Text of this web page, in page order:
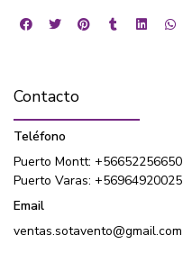
Contacto
Teléfono
Puerto Montt: +56652256650
Puerto Varas: +56964920025
Email
ventas.sotavento@gmail.com